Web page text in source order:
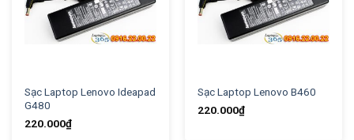
Sạc Laptop Lenovo Ideapad
G480
220.000₫
Sạc Laptop Lenovo B460
220.000₫